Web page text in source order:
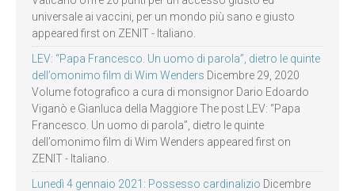
universale ai vaccini, per un mondo più sano e giusto
appeared first on ZENIT - Italiano.
LEV: “Papa Francesco. Un uomo di parola”, dietro le quinte
dell’omonimo film di Wim Wenders Dicembre 29, 2020
Volume fotografico a cura di monsignor Dario Edoardo
Viganò e Gianluca della Maggiore The post LEV: “Papa
Francesco. Un uomo di parola”, dietro le quinte
dell’omonimo film di Wim Wenders appeared first on
ZENIT - Italiano.
Lunedì 4 gennaio 2021: Possesso cardinalizio Dicembre